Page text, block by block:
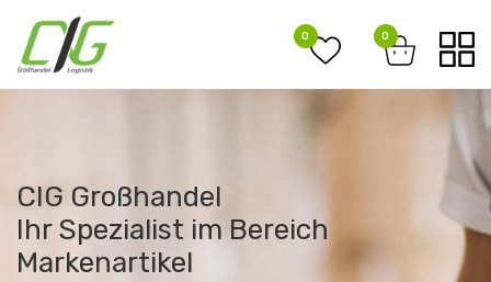
0 0
CIG Großhandel
Ihr Spezialist im Bereich
Markenartikel